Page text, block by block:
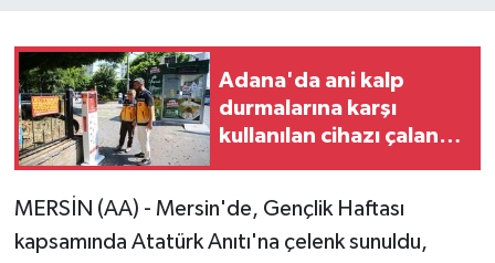
Adana'da ani kalp
durmalarına karşı
kullanılan cihazı çalan
MERSİN (AA) - Mersin'de, Gençlik Haftası
kapsamında Atatürk Anıtı'na çelenk sunuldu,